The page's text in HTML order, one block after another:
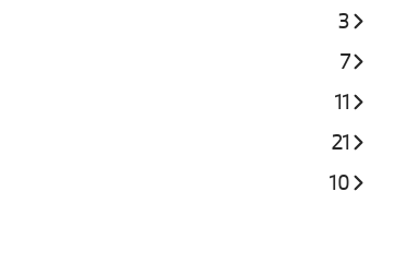
3
7
11
21
10